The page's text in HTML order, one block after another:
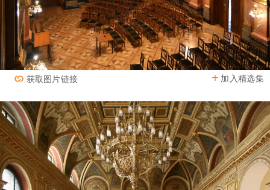
加入精选集
获取图片链接